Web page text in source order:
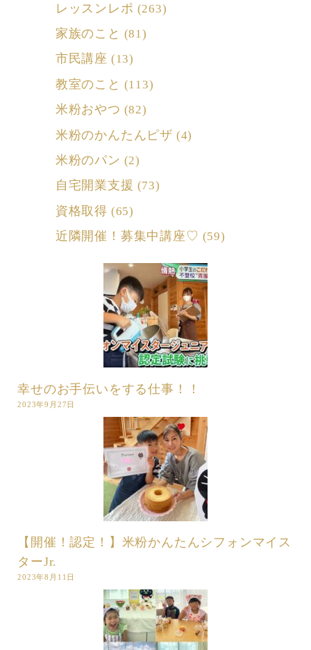
レッスンレポ (263)
家族のこと (81)
市民講座 (13)
教室のこと (113)
米粉おやつ (82)
米粉のかんたんピザ (4)
米粉のパン (2)
自宅開業支援 (73)
資格取得 (65)
近隣開催！募集中講座♡ (59)
幸せのお手伝いをする仕事！！
2023年9月27日
【開催！認定！】米粉かんたんシフォンマイス
ターJr.
2023年8月11日